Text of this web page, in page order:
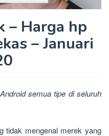
– Harga hp
– Januari
semua tipe di seluruh
tidak mengenal merek yang